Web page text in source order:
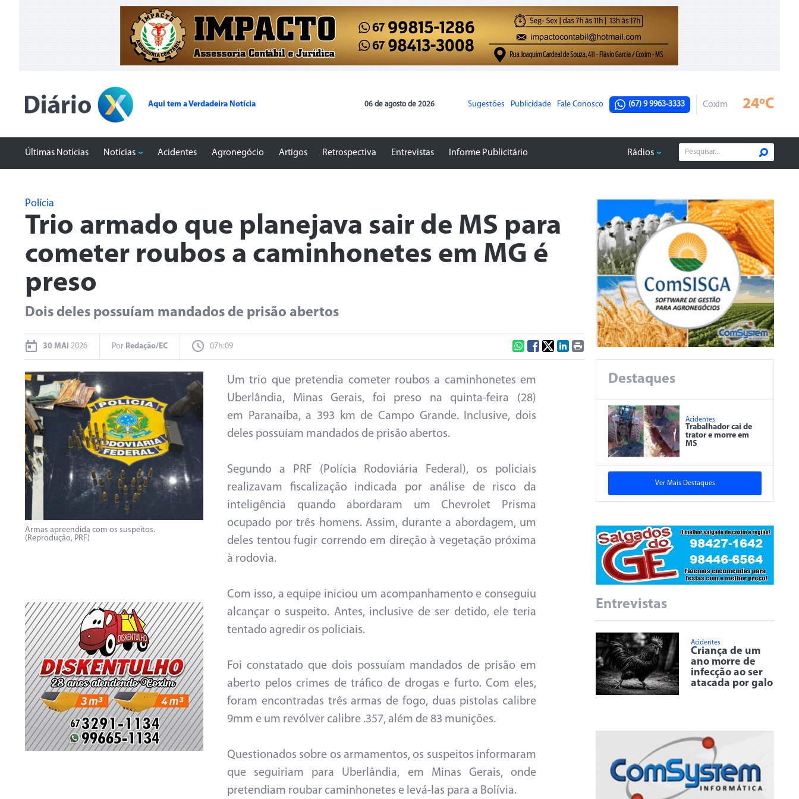
Aqui tem a Verdadeira Notícia 06 de agosto de 2026 Sugestões Publicidade Fale Conosco (67) 9 9963-3333 Coxim 24ºC
Últimas Notícias Notícias Acidentes Agronegócio Artigos Retrospectiva Entrevistas Informe Publicitário Rádios
Polícia
Trio armado que planejava sair de MS para
cometer roubos a caminhonetes em MG é
preso
Dois deles possuíam mandados de prisão abertos
30 MAI 2026 Por Redação/EC 07h:09
Armas apreendida com os suspeitos.
(Reprodução, PRF)
Um trio que pretendia cometer roubos a caminhonetes em
Uberlândia, Minas Gerais, foi preso na quinta-feira (28)
em Paranaíba, a 393 km de Campo Grande. Inclusive, dois
deles possuíam mandados de prisão abertos.
Segundo a PRF (Polícia Rodoviária Federal), os policiais
realizavam fiscalização indicada por análise de risco da
inteligência quando abordaram um Chevrolet Prisma
ocupado por três homens. Assim, durante a abordagem, um
deles tentou fugir correndo em direção à vegetação próxima
à rodovia.
Com isso, a equipe iniciou um acompanhamento e conseguiu
alcançar o suspeito. Antes, inclusive de ser detido, ele teria
tentado agredir os policiais.
Foi constatado que dois possuíam mandados de prisão em
aberto pelos crimes de tráfico de drogas e furto. Com eles,
foram encontradas três armas de fogo, duas pistolas calibre
9mm e um revólver calibre .357, além de 83 munições.
Questionados sobre os armamentos, os suspeitos informaram
que seguiriam para Uberlândia, em Minas Gerais, onde
pretendiam roubar caminhonetes e levá-las para a Bolívia.
Destaques
Acidentes
Trabalhador cai de
trator e morre em
MS
Ver Mais Destaques
Entrevistas
Acidentes
Criança de um
ano morre de
infecção ao ser
atacada por galo